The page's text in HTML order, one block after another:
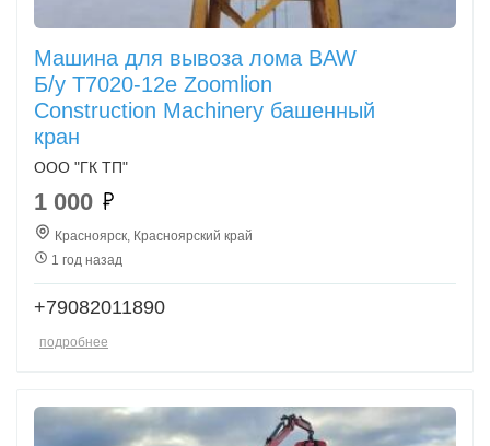
Машина для вывоза лома BAW
Б/у T7020-12e Zoomlion
Construction Machinery башенный
кран
ООО "ГК ТП"
1 000
Красноярск, Красноярский край
1 год назад
+79082011890
подробнее